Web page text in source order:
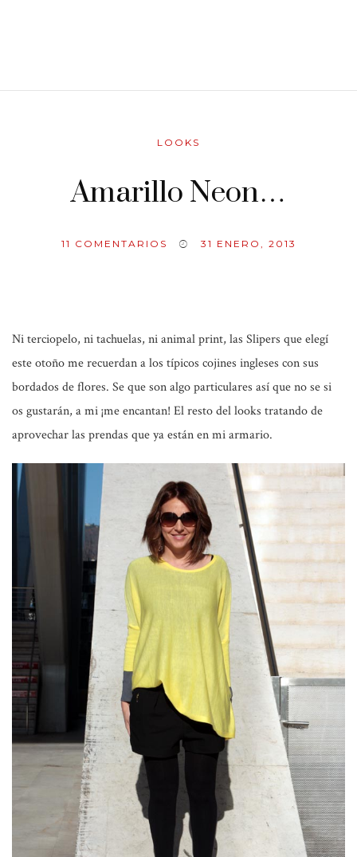
LOOKS
Amarillo Neon…
11 COMENTARIOS 31 ENERO, 2013
Ni terciopelo, ni tachuelas, ni animal print, las Slipers que elegí
este otoño me recuerdan a los típicos cojines ingleses con sus
bordados de flores. Se que son algo particulares así que no se si
os gustarán, a mi ¡me encantan! El resto del looks tratando de
aprovechar las prendas que ya están en mi armario.